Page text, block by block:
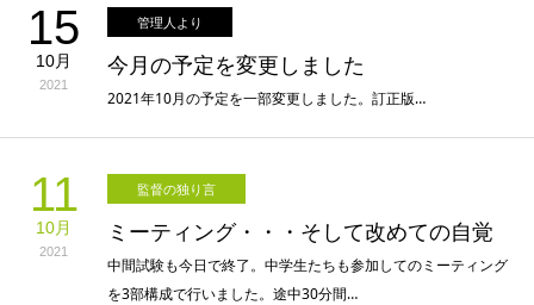
15
10月
2021
管理人より
今月の予定を変更しました
2021年10月の予定を一部変更しました。訂正版…
11
10月
2021
監督の独り言
ミーティング・・・そして改めての自覚
中間試験も今日で終了。中学生たちも参加してのミーティング
を3部構成で行いました。途中30分間…